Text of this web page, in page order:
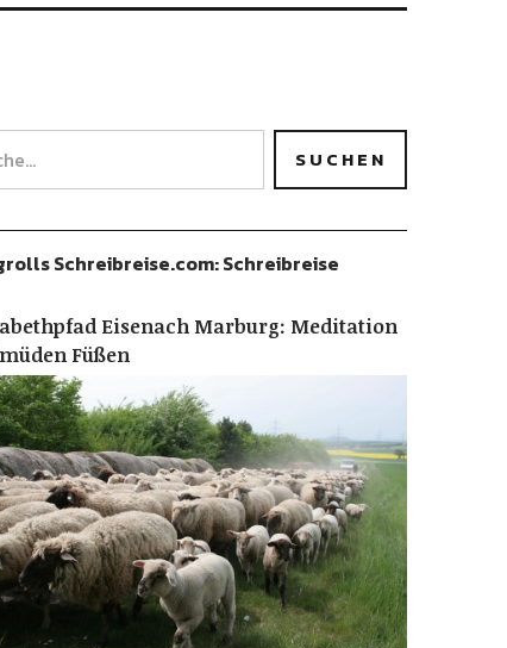
Schreibreise.com: Schreibreise
Eisenach Marburg: Meditation
Füßen